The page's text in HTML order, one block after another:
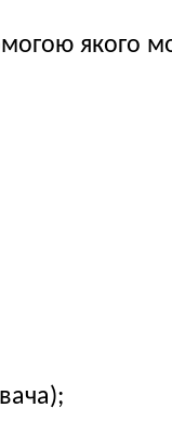
якого